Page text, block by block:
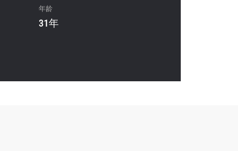
年龄
31年